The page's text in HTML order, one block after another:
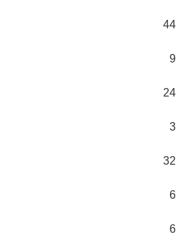
44
9
24
3
32
6
6